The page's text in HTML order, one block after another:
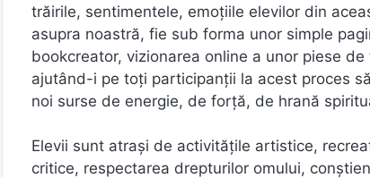
trăirile, sentimentele, emoțiile elevilor din
asupra noastră, fie sub forma unor simple
bookcreator, vizionarea online a unor piese
ajutând-i pe toți participanții la acest proces
noi surse de energie, de forță, de hrană
Elevii sunt atraşi de activităţile artistice,
critice, respectarea drepturilor omului,